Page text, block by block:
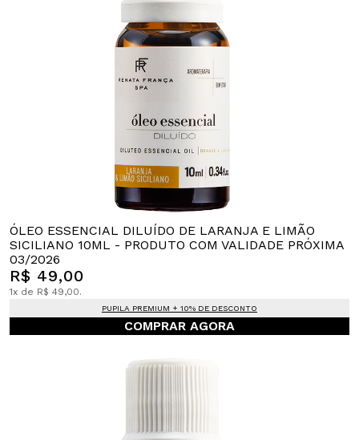
ÓLEO ESSENCIAL DILUÍDO DE LARANJA E LIMÃO
SICILIANO 10ML - PRODUTO COM VALIDADE PRÓXIMA
03/2026
R$ 49,00
1x de R$ 49,00.
PUPILA PREMIUM + 10% DE DESCONTO
COMPRAR AGORA